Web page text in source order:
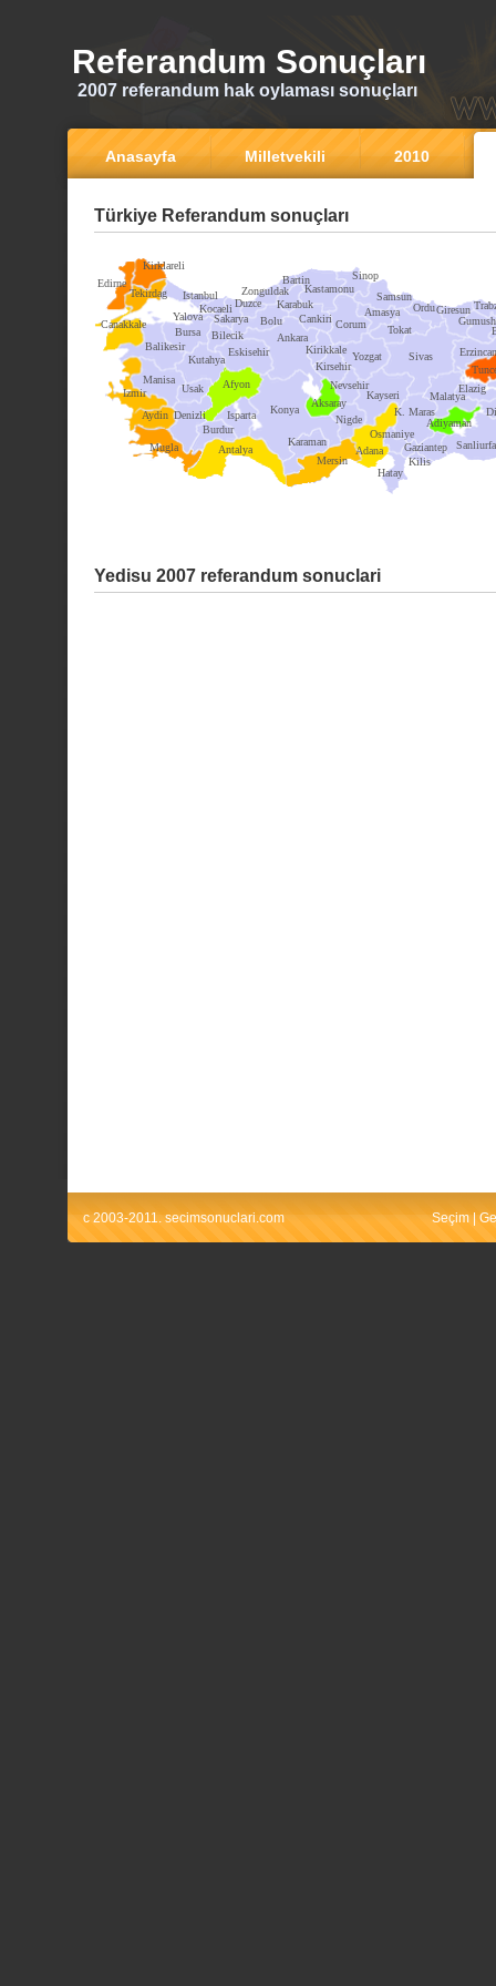
Referandum Sonuçları
2007 referandum hak oylaması sonuçları
Anasayfa Milletvekili 2010
Türkiye Referandum sonuçları
Ankara
Kirklareli
Edirne
Tekirdag
Canakkale
Balikesir
Bursa
Istanbul
Kocaeli
Sakarya
Zonguldak
Bolu
Bilecik
Eskisehir
Kutahya
Manisa
Izmir
Aydin
Mugla
Denizli
Burdur
Usak Afyon
Isparta
Antalya
Konya
Mersin
Kirsehir
Cankiri
Kastamonu
Sinop
Corum
Yozgat
Nevsehir
Nigde
Adana
Hatay
K. Maras
Kayseri
Sivas
Tokat
Amasya
Samsun
OrduGiresun
Erzincan
Malatya
Gaziantep Sanliurfa
Adiyaman
Elazig
Kirikkale
Karaman
Aksaray
Kilis
Duzce Karabuk
Bartin
Osmaniye
Yalova
Yedisu 2007 referandum sonuclari
c 2003-2011. secimsonuclari.com Seçim